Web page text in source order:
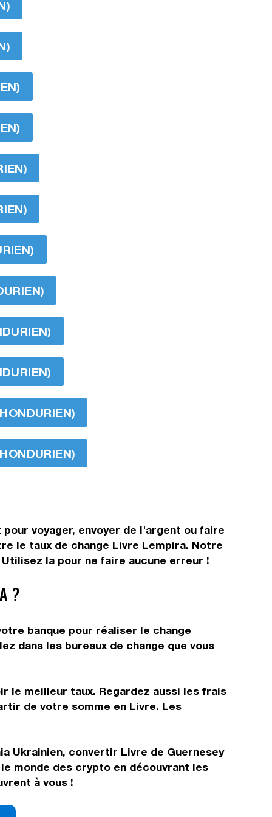
voyager, envoyer de l'argent ou faire
le taux de change Livre Lempira. Notre
la pour ne faire aucune erreur !
?
banque pour réaliser le change
dans les bureaux de change que vous
le meilleur taux. Regardez aussi les frais
de votre somme en Livre. Les
Ukrainien, convertir Livre de Guernesey
monde des crypto en découvrant les
à vous !